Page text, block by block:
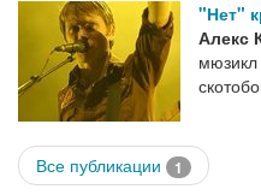
"Нет"
Алекс
Все публикации 1